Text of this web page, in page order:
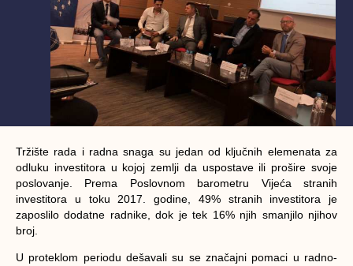
Tržište rada i radna snaga su jedan od ključnih elemenata za
odluku investitora u kojoj zemlji da uspostave ili prošire svoje
poslovanje. Prema Poslovnom barometru Vijeća stranih
investitora u toku 2017. godine, 49% stranih investitora je
zaposlilo dodatne radnike, dok je tek 16% njih smanjilo njihov
broj.
U proteklom periodu dešavali su se značajni pomaci u radno-